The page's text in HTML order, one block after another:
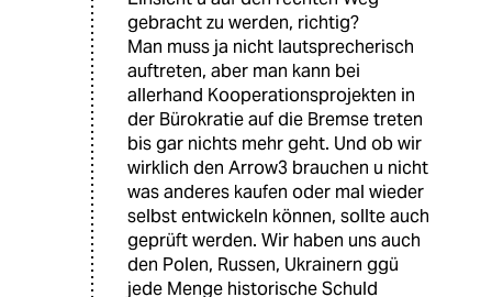
gebracht zu werden, richtig?
Man muss ja nicht lautsprecherisch
auftreten, aber man kann bei
allerhand Kooperationsprojekten in
der Bürokratie auf die Bremse treten
bis gar nichts mehr geht. Und ob wir
wirklich den Arrow3 brauchen u nicht
was anderes kaufen oder mal wieder
selbst entwickeln können, sollte auch
geprüft werden. Wir haben uns auch
den Polen, Russen, Ukrainern ggü
jede Menge historische Schuld